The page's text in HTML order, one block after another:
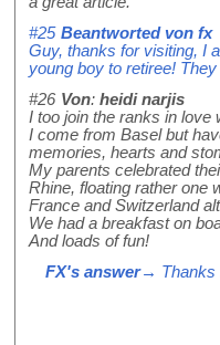
#25 Beantworted von fx
Guy, thanks for visiting, I
young boy to retiree!
#26 Von: heidi narjis
I too join the ranks in love
I come from Basel but
memories, hearts and
My parents celebrated
Rhine, floating rather one
France and Switzerland
We had a breakfast on
And loads of fun!
FX's answer→ Thanks